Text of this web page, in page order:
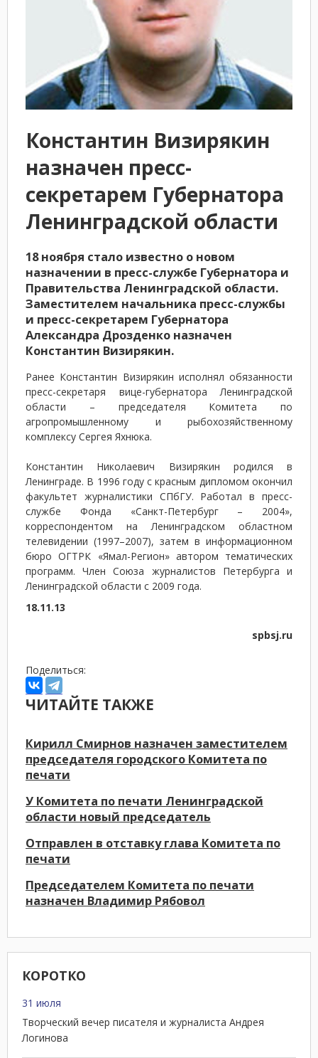
КОРОТКО
31 июля
Творческий вечер писателя и журналиста Андрея
Логинова
Константин Визирякин
назначен пресс-
секретарем Губернатора
Ленинградской области
18 ноября стало известно о новом
назначении в пресс-службе Губернатора и
Правительства Ленинградской области.
Заместителем начальника пресс-службы
и пресс-секретарем Губернатора
Александра Дрозденко назначен
Константин Визирякин.
Ранее Константин Визирякин исполнял обязанности
пресс-секретаря вице-губернатора Ленинградской
области – председателя Комитета по
агропромышленному и рыбохозяйственному
комплексу Сергея Яхнюка.
Константин Николаевич Визирякин родился в
Ленинграде. В 1996 году с красным дипломом окончил
факультет журналистики СПбГУ. Работал в пресс-
службе Фонда «Санкт-Петербург – 2004»,
корреспондентом на Ленинградском областном
телевидении (1997–2007), затем в информационном
бюро ОГТРК «Ямал-Регион» автором тематических
программ. Член Союза журналистов Петербурга и
Ленинградской области с 2009 года.
18.11.13
spbsj.ru
Поделиться:
ЧИТАЙТЕ ТАКЖЕ
Кирилл Смирнов назначен заместителем
председателя городского Комитета по
печати
У Комитета по печати Ленинградской
области новый председатель
Отправлен в отставку глава Комитета по
печати
Председателем Комитета по печати
назначен Владимир Рябовол